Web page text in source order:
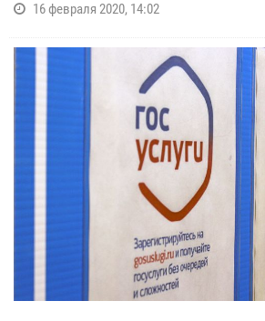
16 февраля 2020, 14:02